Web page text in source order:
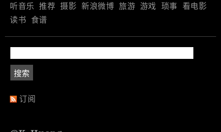
听音乐 推荐 摄影 新浪微博 旅游 游戏 琐事 看电影
读书 食谱
订阅